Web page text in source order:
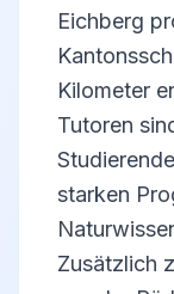
Eichberg
Kilometer
Tutoren
starken
Zusätzlich